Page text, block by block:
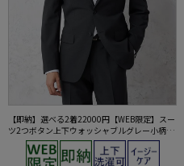
【即納】選べる2着22000円【WEB限定】スー
ツ2つボタン上下ウォッシャブルグレー小柄3
シーズン対応